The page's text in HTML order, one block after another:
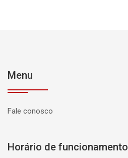
Menu
Fale conosco
Horário de funcionamento